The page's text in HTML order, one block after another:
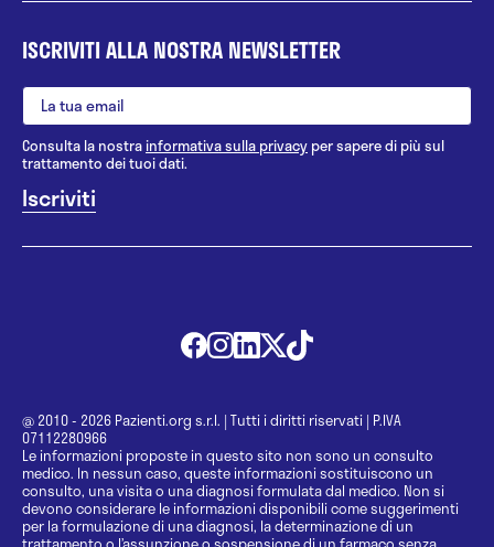
ISCRIVITI ALLA NOSTRA NEWSLETTER
Consulta la nostrainformativa sulla privacy per sapere di più sul
trattamento dei tuoi dati.
@ 2010 - 2026 Pazienti.org s.r.l. | Tutti i diritti riservati | P.IVA
07112280966
Le informazioni proposte in questo sito non sono un consulto
medico. In nessun caso, queste informazioni sostituiscono un
consulto, una visita o una diagnosi formulata dal medico. Non si
devono considerare le informazioni disponibili come suggerimenti
per la formulazione di una diagnosi, la determinazione di un